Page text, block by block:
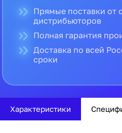
Прямые поставки от
дистрибьюторов
Полная гарантия
Доставка по всей
сроки
Характеристики